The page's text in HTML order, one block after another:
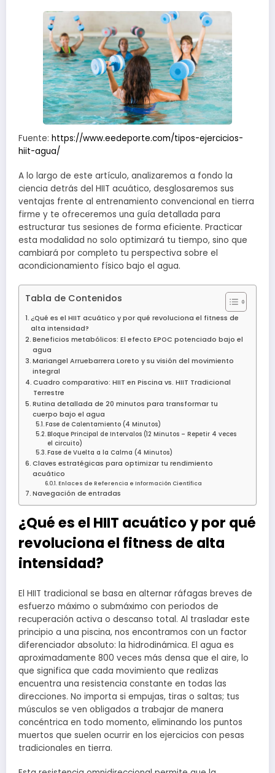
Fuente: https://www.eedeporte.com/tipos-ejercicios-
hiit-agua/
A lo largo de este artículo, analizaremos a fondo la
ciencia detrás del HIIT acuático, desglosaremos sus
ventajas frente al entrenamiento convencional en tierra
firme y te ofreceremos una guía detallada para
estructurar tus sesiones de forma eficiente. Practicar
esta modalidad no solo optimizará tu tiempo, sino que
cambiará por completo tu perspectiva sobre el
acondicionamiento físico bajo el agua.
Tabla de Contenidos
¿Qué es el HIIT acuático y por qué revoluciona el fitness de
alta intensidad?
Beneficios metabólicos: El efecto EPOC potenciado bajo el
agua
Mariangel Arruebarrera Loreto y su visión del movimiento
integral
Cuadro comparativo: HIIT en Piscina vs. HIIT Tradicional
Terrestre
Rutina detallada de 20 minutos para transformar tu
cuerpo bajo el agua
Fase de Calentamiento (4 Minutos)
Bloque Principal de Intervalos (12 Minutos – Repetir 4 veces
el circuito)
Fase de Vuelta a la Calma (4 Minutos)
Claves estratégicas para optimizar tu rendimiento
acuático
Enlaces de Referencia e Información Científica
Navegación de entradas
¿Qué es el HIIT acuático y por qué
revoluciona el fitness de alta
intensidad?
El HIIT tradicional se basa en alternar ráfagas breves de
esfuerzo máximo o submáximo con periodos de
recuperación activa o descanso total. Al trasladar este
principio a una piscina, nos encontramos con un factor
diferenciador absoluto: la hidrodinámica. El agua es
aproximadamente 800 veces más densa que el aire, lo
que significa que cada movimiento que realizas
encuentra una resistencia constante en todas las
direcciones. No importa si empujas, tiras o saltas; tus
músculos se ven obligados a trabajar de manera
concéntrica en todo momento, eliminando los puntos
muertos que suelen ocurrir en los ejercicios con pesas
tradicionales en tierra.